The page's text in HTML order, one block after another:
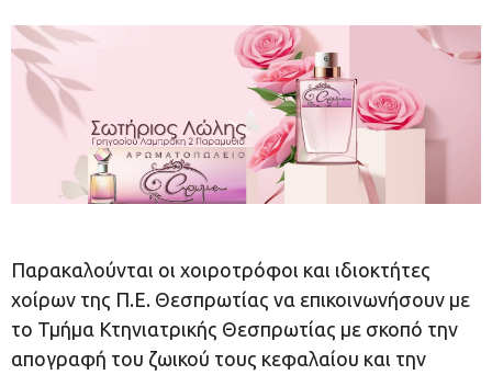
Παρακαλούνται οι χοιροτρόφοι και ιδιοκτήτες
χοίρων της Π.Ε. Θεσπρωτίας να επικοινωνήσουν με
το Τμήμα Κτηνιατρικής Θεσπρωτίας με σκοπό την
απογραφή του ζωικού τους κεφαλαίου και την